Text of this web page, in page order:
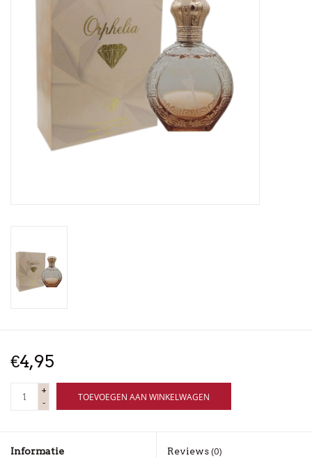
€4,95
+
-
TOEVOEGEN AAN WINKELWAGEN
Informatie Reviews (0)